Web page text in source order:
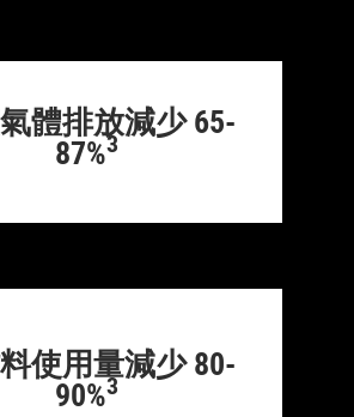
體排放減少 65-
87%3
使用量減少 80-
90%3